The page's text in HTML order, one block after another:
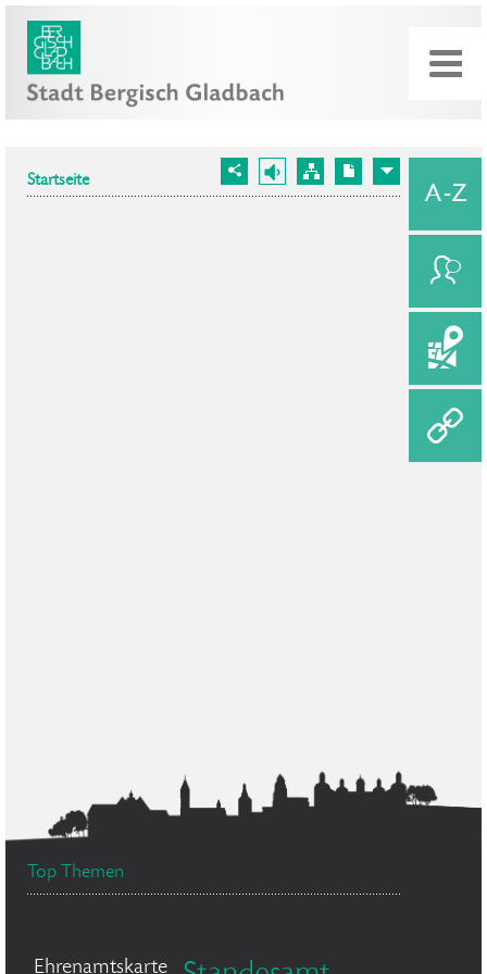
Startseite
Top Themen
Ehrenamtskarte